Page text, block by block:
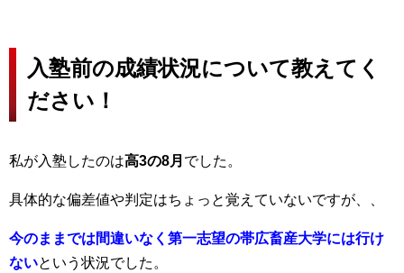
入塾前の成績状況について教えてく
ださい！
私が入塾したのは高3の8月 でした。
具体的な偏差値や判定はちょっと覚えていないですが、、
今のままでは間違いなく第一志望の帯広畜産大学には行け
ないという状況でした。